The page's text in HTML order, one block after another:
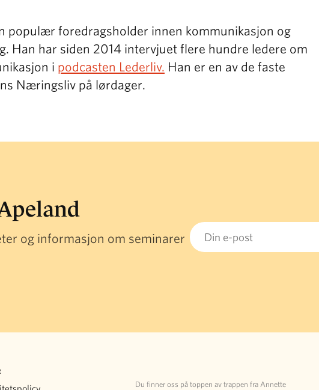
populær foredragsholder innen kommunikasjon og
Han har siden 2014 intervjuet flere hundre ledere om
i podcasten Lederliv. Han er en av de faste
Næringsliv på lørdager.
og informasjon om seminarer
Email
Du finner oss på toppen av trappen fra Annette